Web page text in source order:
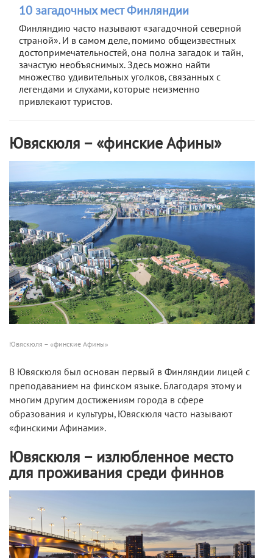
10 загадочных мест Финляндии
Финляндию часто называют «загадочной северной
страной». И в самом деле, помимо общеизвестных
достопримечательностей, она полна загадок и тайн,
зачастую необъяснимых. Здесь можно найти
множество удивительных уголков, связанных с
легендами и слухами, которые неизменно
привлекают туристов.
Ювяскюля – «финские Афины»
Ювяскюля – «финские Афины»
В Ювяскюля был основан первый в Финляндии лицей с
преподаванием на финском языке. Благодаря этому и
многим другим достижениям города в сфере
образования и культуры, Ювяскюля часто называют
«финскими Афинами».
Ювяскюля – излюбленное место
для проживания среди финнов